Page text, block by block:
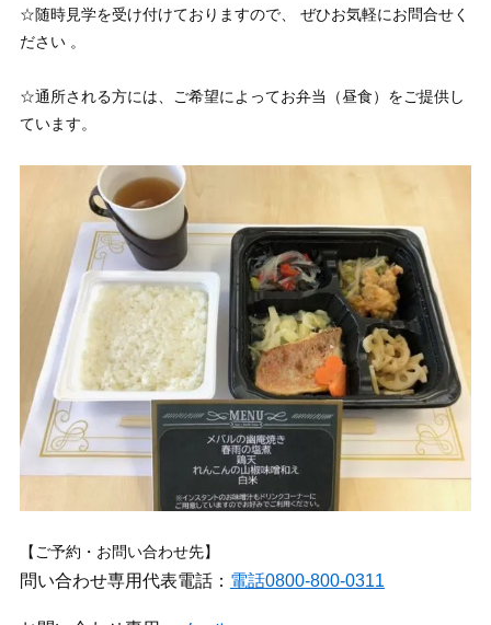
☆随時見学を受け付けておりますので、 ぜひお気軽にお問合せく
ださい 。
☆通所される方には、ご希望によってお弁当（昼食）をご提供し
ています。
【ご予約・お問い合わせ先】
問い合わせ専用代表電話： 電話0800-800-0311